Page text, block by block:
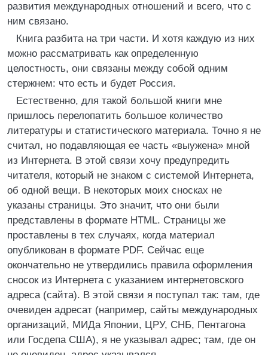
развития международных отношений и всего, что с
ним связано.
Книга разбита на три части. И хотя каждую из них
можно рассматривать как определенную
целостность, они связаны между собой одним
стержнем: что есть и будет Россия.
Естественно, для такой большой книги мне
пришлось перелопатить большое количество
литературы и статистического материала. Точно я не
считал, но подавляющая ее часть «выужена» мной
из Интернета. В этой связи хочу предупредить
читателя, который не знаком с системой Интернета,
об одной вещи. В некоторых моих сносках не
указаны страницы. Это значит, что они были
представлены в формате HTML. Страницы же
проставлены в тех случаях, когда материал
опубликован в формате PDF. Сейчас еще
окончательно не утвердились правила оформления
сносок из Интернета с указанием интернетовского
адреса (сайта). В этой связи я поступал так: там, где
очевиден адресат (например, сайты международных
организаций, МИДа Японии, ЦРУ, СНБ, Пентагона
или Госдепа США), я не указывал адрес; там, где он